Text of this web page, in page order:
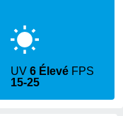
UV6 Élevé FPS
15-25